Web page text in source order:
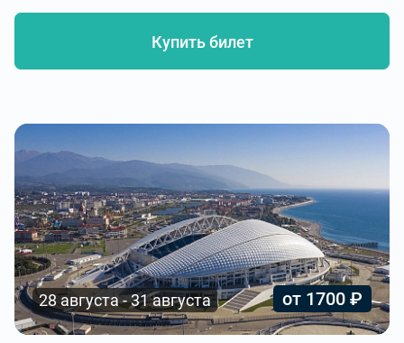
Купить билет
28 августа - 31 августа от 1700 ₽